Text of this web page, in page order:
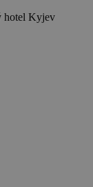
hotel Kyjev